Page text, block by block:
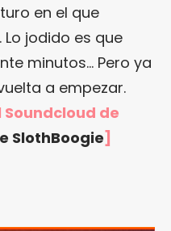
en el que
jodido es que
minutos… Pero ya
a empezar.
de
SlothBoogie]